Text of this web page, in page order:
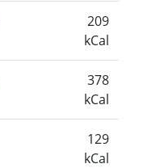
209
kCal
378
kCal
129
kCal